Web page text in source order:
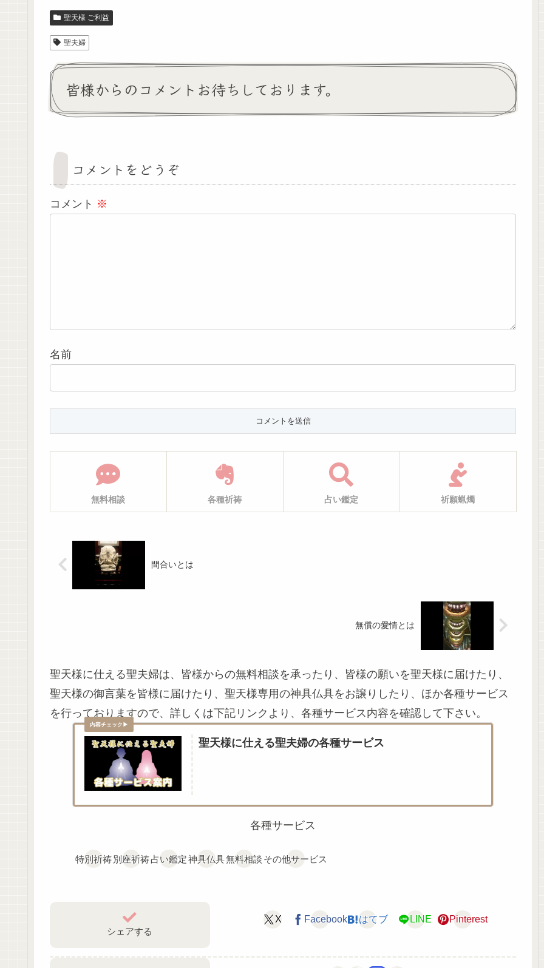
聖天様 ご利益
聖夫婦
皆様からのコメントお待ちしております。
コメントをどうぞ
コメント ※
名前
無料相談 各種祈祷 占い鑑定 祈願蝋燭
間合いとは
無償の愛情とは
聖天様に仕える聖夫婦は、皆様からの無料相談を承ったり、皆様の願いを聖天様に届けたり、
聖天様の御言葉を皆様に届けたり、聖天様専用の神具仏具をお譲りしたり、ほか各種サービス
を行っておりますので、詳しくは下記リンクより、各種サービス内容を確認して下さい。
聖天様に仕える聖夫婦の各種サービス
各種サービス
特別祈祷別座祈祷占い鑑定神具仏具無料相談 その他サービス
シェアする
X Facebook はてブ LINE Pinterest